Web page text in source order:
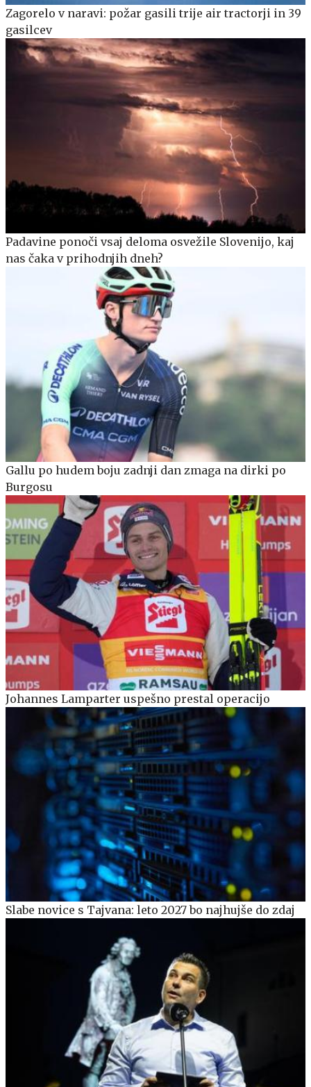
Zagorelo v naravi: požar gasili trije air tractorji in 39
gasilcev
Padavine ponoči vsaj deloma osvežile Slovenijo, kaj
nas čaka v prihodnjih dneh?
Gallu po hudem boju zadnji dan zmaga na dirki po
Burgosu
Johannes Lamparter uspešno prestal operacijo
Slabe novice s Tajvana: leto 2027 bo najhujše do zdaj